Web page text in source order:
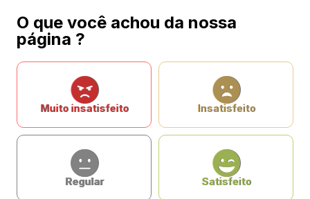
O que você achou da nossa
página ?
Muito insatisfeito Insatisfeito
Regular Satisfeito